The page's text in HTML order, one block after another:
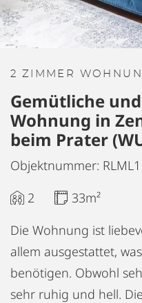
2 ZIMMER
Gemütliche
Wohnung in
beim Prater
Objektnummer: RLML1
2
33m²
Die Wohnung ist
allem ausgestattet,
benötigen. Obwohl
sehr ruhig und hell.